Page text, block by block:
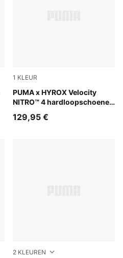
1 KLEUR
PUMA x HYROX Velocity
NITRO™ 4 hardloopschoenen
Lucite-Pure Pink-Deep Plum
129,95 €
2 KLEUREN